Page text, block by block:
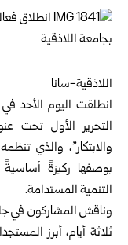
اللاذقية-سانا
انطلقت اليوم الأحد
التحرير الأول تحت
والابتكار”، والذي
بوصفها ركيزةً أساسيةً
التنمية المستدامة.
وناقش المشاركون في
ثلاثة أيام، أبرز